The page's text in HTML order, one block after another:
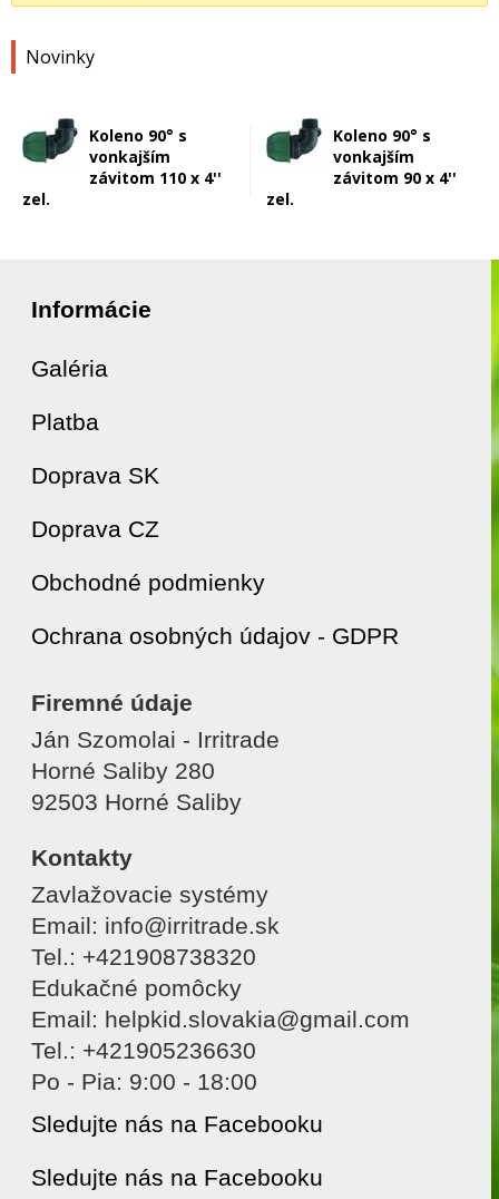
Novinky
Koleno 90° s
vonkajším
závitom 110 x 4''
zel.
Koleno 90° s
vonkajším
závitom 90 x 4''
zel.
Informácie
Galéria
Platba
Doprava SK
Doprava CZ
Obchodné podmienky
Ochrana osobných údajov - GDPR
Firemné údaje
Ján Szomolai - Irritrade
Horné Saliby 280
92503 Horné Saliby
Kontakty
Zavlažovacie systémy
Email: info@irritrade.sk
Tel.: +421908738320
Edukačné pomôcky
Email: helpkid.slovakia@gmail.com
Tel.: +421905236630
Po - Pia: 9:00 - 18:00
Sledujte nás na Facebooku
Sledujte nás na Facebooku